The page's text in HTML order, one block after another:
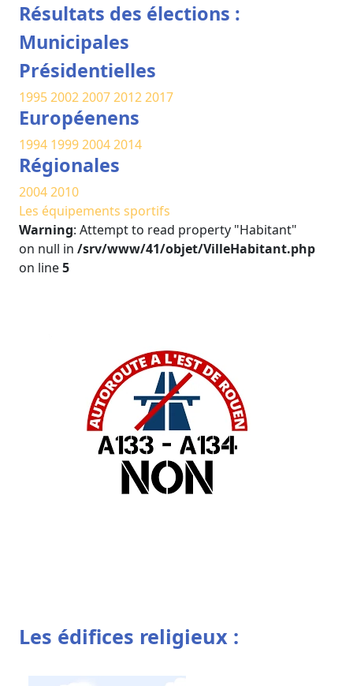
Résultats des élections :
Municipales
Présidentielles
19952002200720122017
Européenens
1994 199920042014
Régionales
20042010
Les équipements sportifs
Warning: Attempt to read property "Habitant"
on null in /srv/www/41/objet/VilleHabitant.php
on line5
Les édifices religieux :